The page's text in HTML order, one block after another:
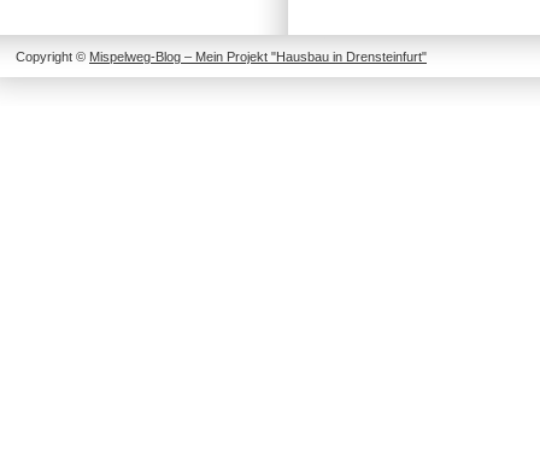
Copyright © Mispelweg-Blog – Mein Projekt "Hausbau in Drensteinfurt"